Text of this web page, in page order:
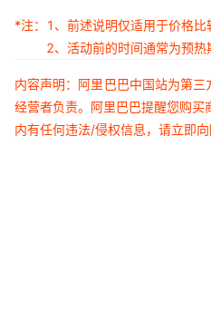
*注：
1、前述说明仅适用于价格比
2、活动前的时间通常为预
内容声明：阿里巴巴中国站为第
经营者负责。阿里巴巴提醒您购
内有任何违法/侵权信息，请立即